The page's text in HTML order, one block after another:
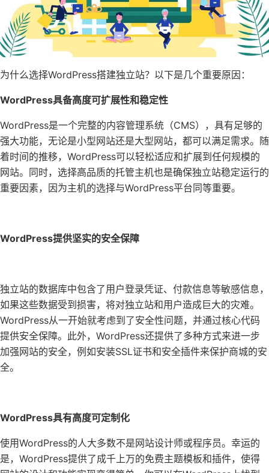
为什么选择WordPress搭建独立站？以下是几个重要原因：
WordPress具备高度可扩展性和稳定性
WordPress是一个完整的内容管理系统（CMS），具有足够的
强大功能，无论是小型网站还是大型网站，都可以满足需求。随
着时间的推移，WordPress可以轻松适应和扩展到任何规模的
网站。同时，选择高品质的托管主机也是确保独立站稳定运行的
重要因素，因为主机的选择与WordPress平台同等重要。
WordPress提供坚实的安全保障
独立站的数据库中包含了用户登录凭证、付款信息等敏感信息，
如果这些数据受到损害，将对独立站和用户造成巨大的灾难。
WordPress从一开始就考虑到了安全性问题，并通过核心代码
提供安全保障。此外，WordPress还提供了多种方式来进一步
加强网站的安全，例如安装SSL证书和安全插件来保护商城的安
全。
WordPress具有高度可定制化
使用WordPress的人大多数不是网站设计师或程序员。幸运的
是，WordPress提供了成千上万的免费主题模板和插件，使得